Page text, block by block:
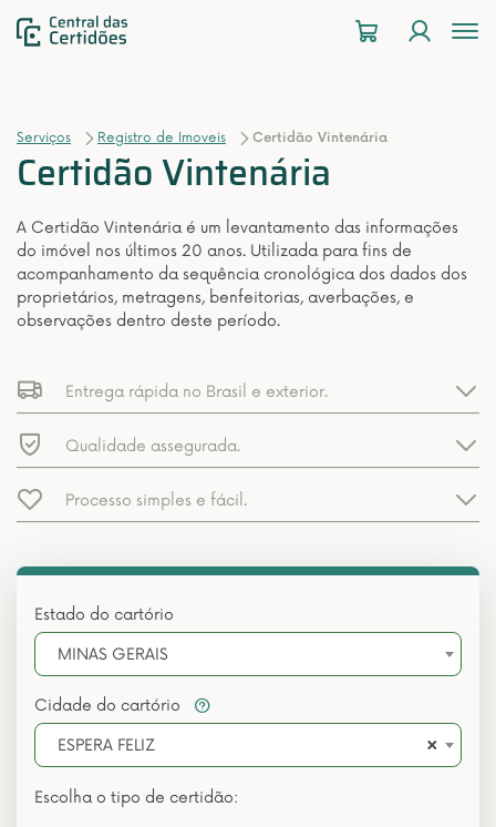
Serviços Registro de Imoveis Certidão Vintenária
Certidão Vintenária
A Certidão Vintenária é um levantamento das informações
do imóvel nos últimos 20 anos. Utilizada para fins de
acompanhamento da sequência cronológica dos dados dos
proprietários, metragens, benfeitorias, averbações, e
observações dentro deste período.
Entrega rápida no Brasil e exterior.
Qualidade assegurada.
Processo simples e fácil.
Estado do cartório
MINAS GERAIS
Cidade do cartório
×
ESPERA FELIZ
Escolha o tipo de certidão: